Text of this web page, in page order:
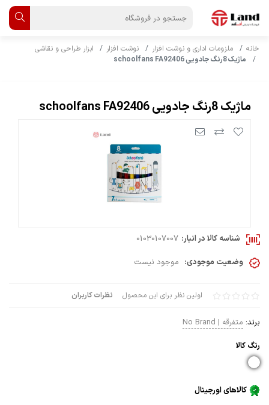
خانه ملزومات اداری و نوشت افزار نوشت افزار
ابزار طراحی و نقاشی
ماژیک 8رنگ جادویی schoolfans FA92406
ماژیک 8رنگ جادویی schoolfans FA92406
اولین نظر برای این محصول نظرات کاربران
برند: متفرقه | No Brand
رنگ كالا
کالاهای اورجینال
شناسه کالا در انبار: 01030107007
وضعیت موجودی: موجود نیست